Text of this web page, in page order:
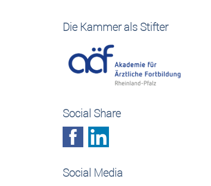
Die Kammer als Stifter
Social Share
Social Media